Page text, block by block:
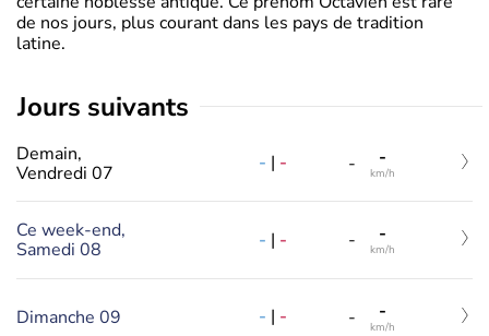
de nos jours, plus courant dans les pays de tradition
latine.
jours suivants
Demain,
Vendredi 07
- | - - -
km/h
Ce week-end,
Samedi 08
- | - - -
km/h
Dimanche 09 - | - - -
km/h